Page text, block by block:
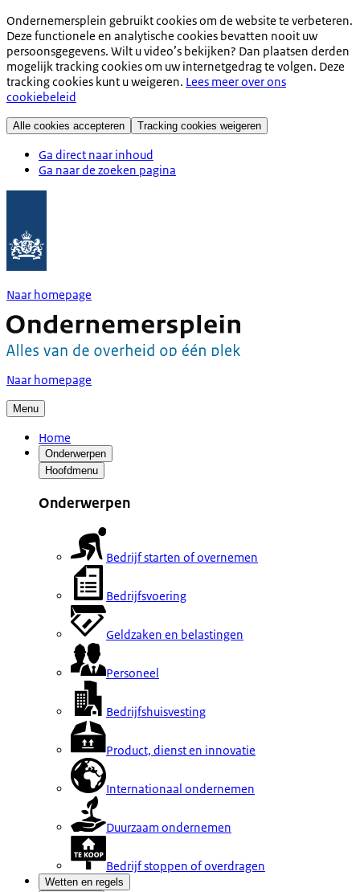
Ondernemersplein gebruikt cookies om de website te verbeteren.
Deze functionele en analytische cookies bevatten nooit uw
persoonsgegevens. Wilt u video’s bekijken? Dan plaatsen derden
mogelijk tracking cookies om uw internetgedrag te volgen. Deze
tracking cookies kunt u weigeren. Lees meer over ons
cookiebeleid
Alle cookies accepteren Tracking cookies weigeren
Ga direct naar inhoud
Ga naar de zoeken pagina
Naar homepage
Naar homepage
Menu
Home
Onderwerpen
Hoofdmenu
Onderwerpen
Bedrijf starten of overnemen
Bedrijfsvoering
Geldzaken en belastingen
Personeel
Bedrijfshuisvesting
Product, dienst en innovatie
Internationaal ondernemen
Duurzaam ondernemen
Bedrijf stoppen of overdragen
Wetten en regels